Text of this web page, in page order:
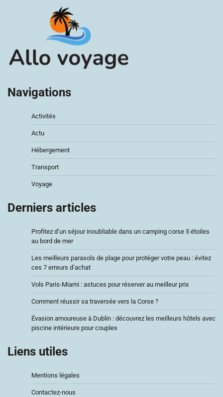
Navigations
Activités
Actu
Hébergement
Transport
Voyage
Derniers articles
Profitez d’un séjour inoubliable dans un camping corse 5 étoiles
au bord de mer
Les meilleurs parasols de plage pour protéger votre peau : évitez
ces 7 erreurs d’achat
Vols Paris-Miami : astuces pour réserver au meilleur prix
Comment réussir sa traversée vers la Corse ?
Évasion amoureuse à Dublin : découvrez les meilleurs hôtels avec
piscine intérieure pour couples
Liens utiles
Mentions légales
Contactez-nous